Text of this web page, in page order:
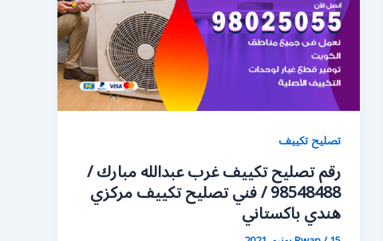
تصليح تكييف
رقم تصليح تكييف غرب عبدالله مبارك /
98548488 / فني تصليح تكييف مركزي
هندي باكستاني